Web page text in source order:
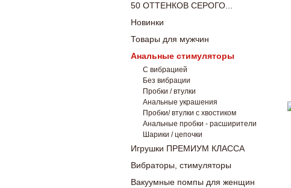
50 ОТТЕНКОВ СЕРОГО...
Новинки
Товары для мужчин
Анальные стимуляторы
С вибрацией
Без вибрации
Пробки / втулки
Анальные украшения
Пробки/ втулки с хвостиком
Анальные пробки - расширители
Шарики / цепочки
Игрушки ПРЕМИУМ КЛАССА
Вибраторы, стимуляторы
Вакуумные помпы для женщин